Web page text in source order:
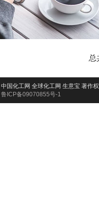
总
中国化工网 全球化工网 生意宝 著作权
鲁ICP备09070855号-1